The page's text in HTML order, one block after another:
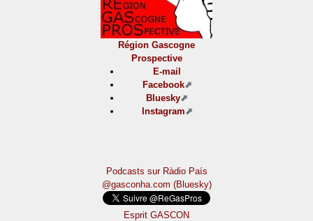
Région Gascogne
Prospective
E-mail
Facebook
Bluesky
Instagram
Podcasts sur Ràdio País
@gasconha.com (Bluesky)
Esprit GASCON